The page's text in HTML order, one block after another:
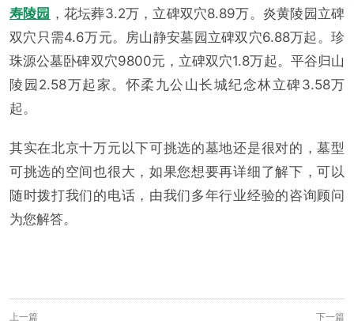
寿陵园 ，花坛葬3.2万，立碑双穴8.89万。炎黄陵园立碑
双穴只需4.6万元。房山静安墓园立碑双穴6.88万起。珍
珠源公墓卧碑双穴9800元，立碑双穴1.8万起。平谷归山
陵园2.58万起家。怀柔九公山长城纪念林立碑3.58万
起。
其实在北京十万元以下可挑选的墓地还是很对的，墓型
可挑选的空间也很大，如果您想要再详细了解下，可以
随时拨打我们的电话，由我们多年行业经验的咨询顾问
为您解答。
上一篇 下一篇